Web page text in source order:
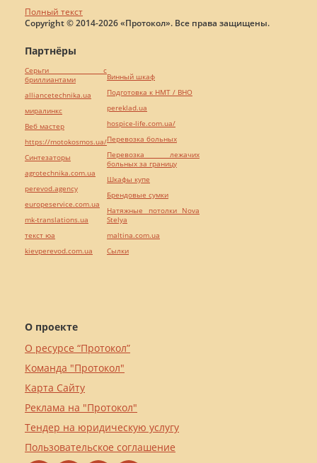
Полный текст
Copyright © 2014-2026 «Протокол». Все права защищены.
О проекте
О ресурсе “Протокол”
Команда "Протокол"
Карта Сайту
Реклама на "Протокол"
Тендер на юридическую услугу
Пользовательское соглашение
Партнёры
Серьги с
бриллиантами
alliancetechnika.ua
миралинкс
Веб мастер
https://motokosmos.ua/
Синтезаторы
agrotechnika.com.ua
perevod.agency
europeservice.com.ua
mk-translations.ua
текст юа
kievperevod.com.ua
Винный шкаф
Подготовка к НМТ / ВНО
pereklad.ua
hospice-life.com.ua/
Перевозка больных
Перевозка лежачих
больных за границу
Шкафы купе
Брендовые сумки
Натяжные потолки Nova
Stelya
maltina.com.ua
Cылки